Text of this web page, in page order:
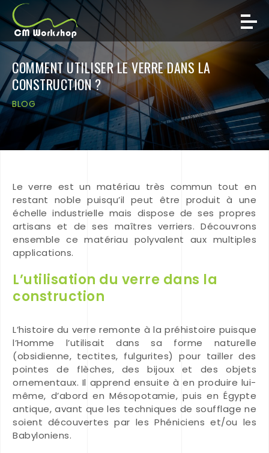
COMMENT UTILISER LE VERRE DANS LA
CONSTRUCTION ?
BLOG
Le verre est un matériau très commun tout en
restant noble puisqu’il peut être produit à une
échelle industrielle mais dispose de ses propres
artisans et de ses maîtres verriers. Découvrons
ensemble ce matériau polyvalent aux multiples
applications.
L’utilisation du verre dans la
construction
L’histoire du verre remonte à la préhistoire puisque
l’Homme l’utilisait dans sa forme naturelle
(obsidienne, tectites, fulgurites) pour tailler des
pointes de flèches, des bijoux et des objets
ornementaux. Il apprend ensuite à en produire lui-
même, d’abord en Mésopotamie, puis en Égypte
antique, avant que les techniques de soufflage ne
soient découvertes par les Phéniciens et/ou les
Babyloniens.